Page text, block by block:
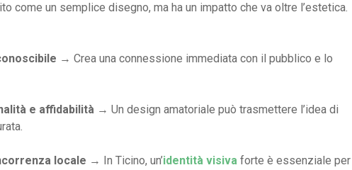
come un semplice disegno, ma ha un impatto che va oltre l’estetica.
→ Crea una connessione immediata con il pubblico e lo
e affidabilità → Un design amatoriale può trasmettere l’idea di
locale → In Ticino, un’identità visiva forte è essenziale per